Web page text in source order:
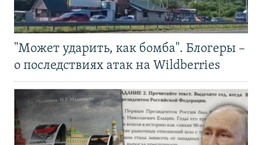
"Может ударить, как бомба". Блогеры –
о последствиях атак на Wildberries